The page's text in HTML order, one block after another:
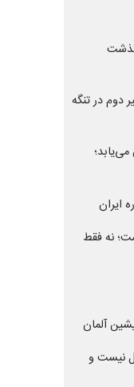
در تنگه
ایران
نه فقط
آلمان
نیست و